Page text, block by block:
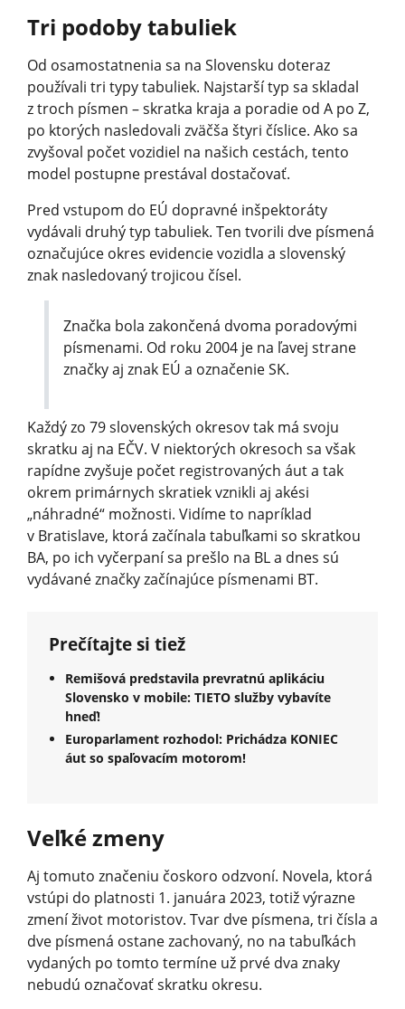
Tri podoby tabuliek
Od osamostatnenia sa na Slovensku doteraz
používali tri typy tabuliek. Najstarší typ sa skladal
z troch písmen – skratka kraja a poradie od A po Z,
po ktorých nasledovali zväčša štyri číslice. Ako sa
zvyšoval počet vozidiel na našich cestách, tento
model postupne prestával dostačovať.
Pred vstupom do EÚ dopravné inšpektoráty
vydávali druhý typ tabuliek. Ten tvorili dve písmená
označujúce okres evidencie vozidla a slovenský
znak nasledovaný trojicou čísel.
Značka bola zakončená dvoma poradovými
písmenami. Od roku 2004 je na ľavej strane
značky aj znak EÚ a označenie SK.
Každý zo 79 slovenských okresov tak má svoju
skratku aj na EČV. V niektorých okresoch sa však
rapídne zvyšuje počet registrovaných áut a tak
okrem primárnych skratiek vznikli aj akési
„náhradné“ možnosti. Vidíme to napríklad
v Bratislave, ktorá začínala tabuľkami so skratkou
BA, po ich vyčerpaní sa prešlo na BL a dnes sú
vydávané značky začínajúce písmenami BT.
Prečítajte si tiež
Remišová predstavila prevratnú aplikáciu
Slovensko v mobile: TIETO služby vybavíte
hneď!
Europarlament rozhodol: Prichádza KONIEC
áut so spaľovacím motorom!
Veľké zmeny
Aj tomuto značeniu čoskoro odzvoní. Novela, ktorá
vstúpi do platnosti 1. januára 2023, totiž výrazne
zmení život motoristov. Tvar dve písmena, tri čísla a
dve písmená ostane zachovaný, no na tabuľkách
vydaných po tomto termíne už prvé dva znaky
nebudú označovať skratku okresu.